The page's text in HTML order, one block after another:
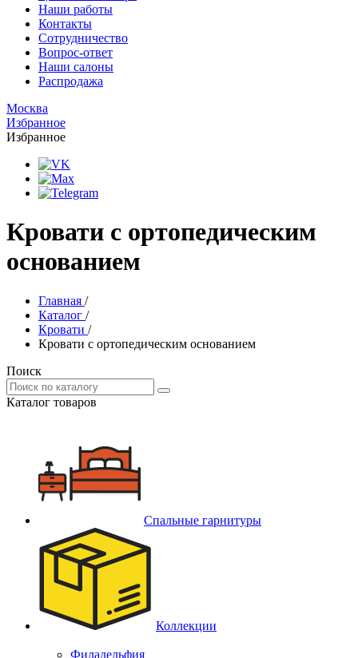
Наши работы
Контакты
Сотрудничество
Вопрос-ответ
Наши салоны
Распродажа
Москва
Избранное
Избранное
Кровати с ортопедическим
основанием
Главная /
Каталог /
Кровати /
Кровати с ортопедическим основанием
Поиск
Каталог товаров
Спальные гарнитуры
Коллекции
Филадельфия